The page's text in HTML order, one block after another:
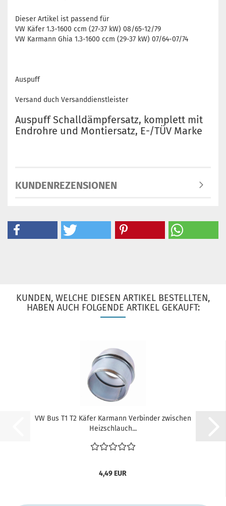
Dieser Artikel ist passend für
VW Käfer 1.3-1600 ccm (27-37 kW) 08/65-12/79
VW Karmann Ghia 1.3-1600 ccm (29-37 kW) 07/64-07/74
Auspuff
Versand duch Versanddienstleister
Auspuff Schalldämpfersatz, komplett mit
Endrohre und Montiersatz, E-/TÜV Marke
KUNDENREZENSIONEN
KUNDEN, WELCHE DIESEN ARTIKEL BESTELLTEN,
HABEN AUCH FOLGENDE ARTIKEL GEKAUFT:
VW Bus T1 T2 Käfer Karmann Verbinder zwischen
Heizschlauch...
4,49 EUR